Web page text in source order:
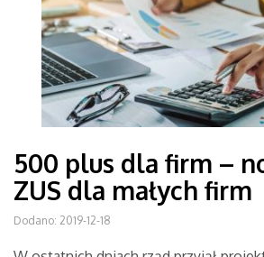
500 plus dla firm –
ZUS dla małych firm
Dodano: 2019-12-18